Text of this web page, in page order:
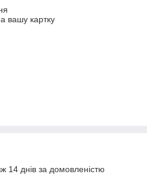
вашу картку
14 днів за домовленістю